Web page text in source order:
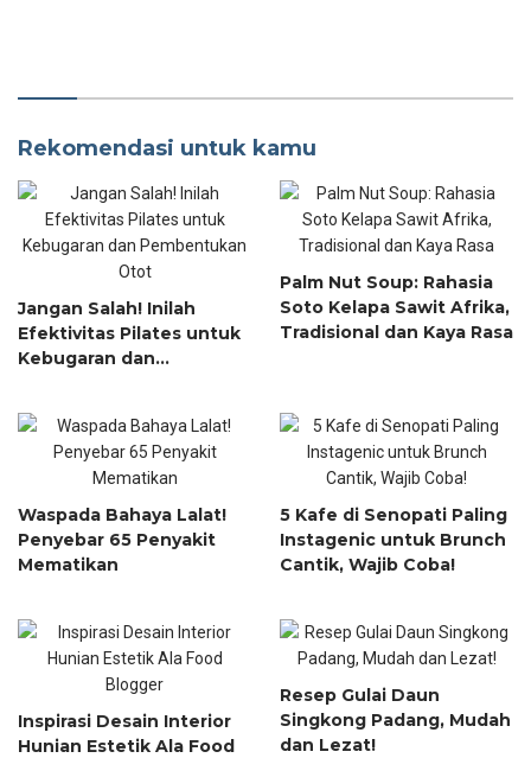
Rekomendasi untuk kamu
Jangan Salah! Inilah
Efektivitas Pilates untuk
Kebugaran dan
Palm Nut Soup: Rahasia
Soto Kelapa Sawit Afrika,
Tradisional dan Kaya Rasa
Waspada Bahaya Lalat!
Penyebar 65 Penyakit
Mematikan
5 Kafe di Senopati Paling
Instagenic untuk Brunch
Cantik, Wajib Coba!
Inspirasi Desain Interior
Hunian Estetik Ala Food
Resep Gulai Daun
Singkong Padang, Mudah
dan Lezat!